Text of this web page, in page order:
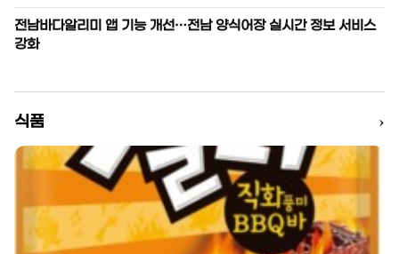
전남바다알리미 앱 기능 개선…전남 양식어장 실시간 정보 서비스
강화
식품 ›